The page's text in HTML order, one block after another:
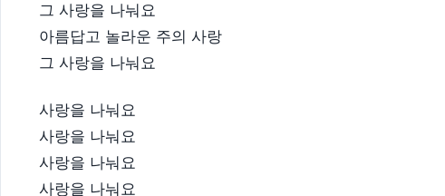
그 사랑을 나눠요
아름답고 놀라운 주의 사랑
그 사랑을 나눠요
사랑을 나눠요
사랑을 나눠요
사랑을 나눠요
사랑을 나눠요